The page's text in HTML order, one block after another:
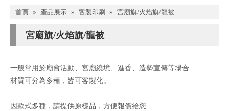
首頁 » 產品展示 » 客製印刷 » 宮廟旗/火焰旗/龍被
宮廟旗/火焰旗/龍被
一般常用於廟會活動、宮廟繞境、進香、造勢宣傳等場合
材質可分為多種，皆可客製化。
因款式多種，請提供原樣品，方便報價給您